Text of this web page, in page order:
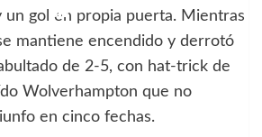
un gol en propia puerta. Mientras
mantiene encendido y derrotó
de 2-5, con hat-trick de
Wolverhampton que no
en cinco fechas.